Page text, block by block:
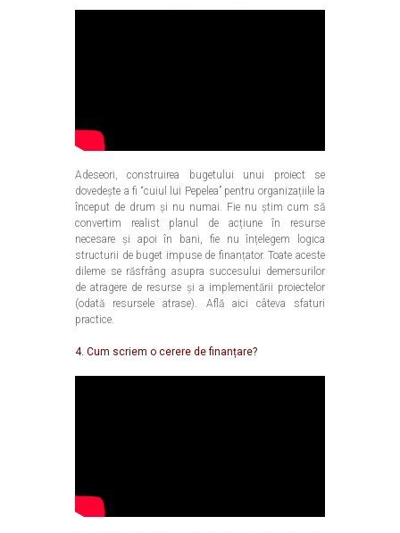
Adeseori, construirea bugetului unui proiect se
dovedește a fi “cuiul lui Pepelea” pentru organizațiile la
început de drum și nu numai. Fie nu știm cum să
convertim realist planul de acțiune în resurse
necesare și apoi în bani, fie nu înțelegem logica
structurii de buget impuse de finanțator. Toate aceste
dileme se răsfrâng asupra succesului demersurilor
de atragere de resurse și a implementării proiectelor
(odată resursele atrase). Află aici câteva sfaturi
practice.
4. Cum scriem o cerere de finanțare?